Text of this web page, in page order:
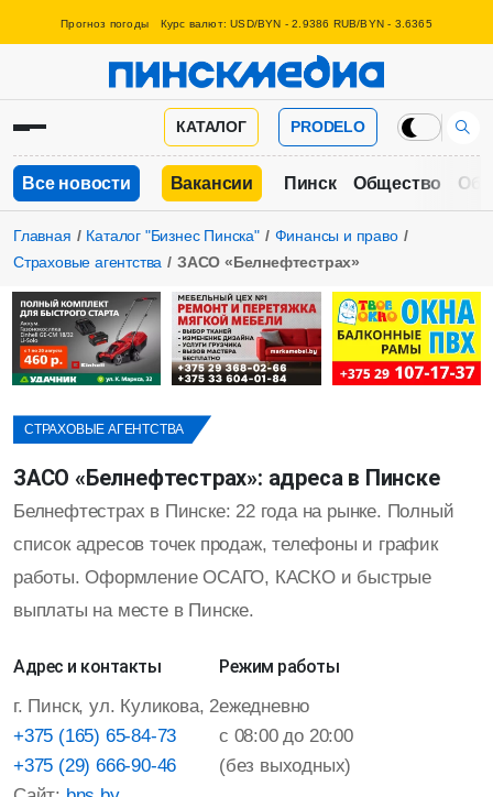
Прогноз погоды Курс валют: USD/BYN - 2.9386 RUB/BYN - 3.6365
КАТАЛОГ PRODELO
Все новости Вакансии Пинск Общество
Главная Каталог "Бизнес Пинска"
Финансы и право
Страховые агентства
ЗАСО «Белнефтестрах»
СТРАХОВЫЕ АГЕНТСТВА
ЗАСО «Белнефтестрах»: адреса в Пинске
Белнефтестрах в Пинске: 22 года на рынке. Полный
список адресов точек продаж, телефоны и график
работы. Оформление ОСАГО, КАСКО и быстрые
выплаты на месте в Пинске.
Адрес и контакты
г. Пинск, ул. Куликова, 2
+375 (165) 65-84-73
+375 (29) 666-90-46
Режим работы
ежедневно
с 08:00 до 20:00
(без выходных)